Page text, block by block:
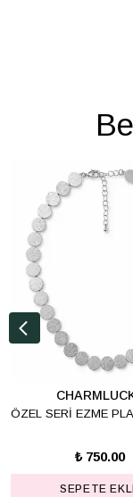
ÖZEL SERİ EZME
₺ 750.00
SEPETE